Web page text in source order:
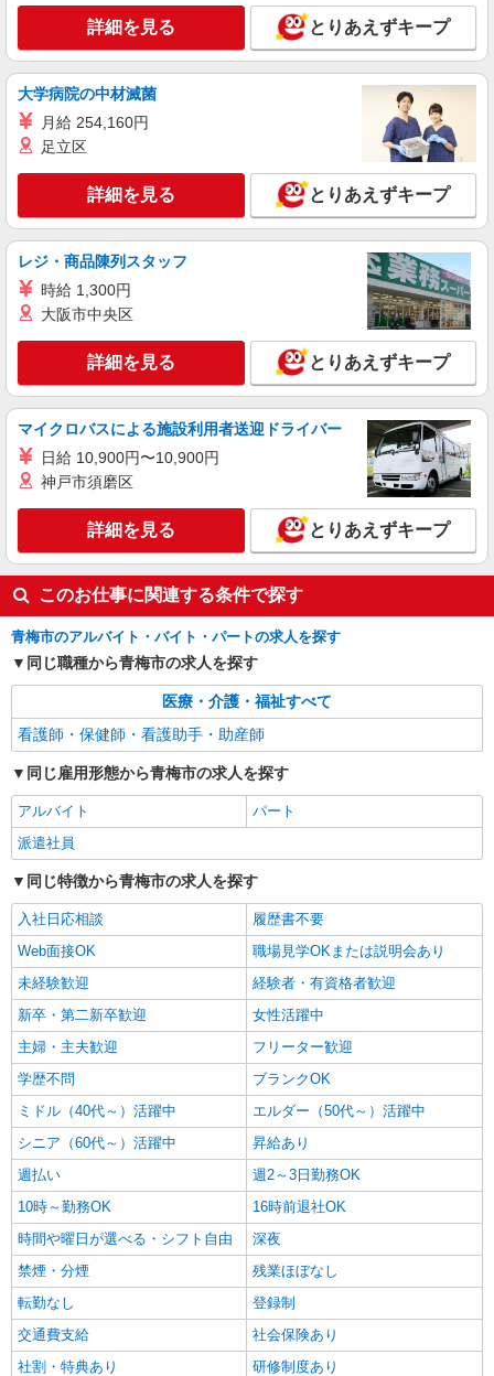
いな病院で介助など＊
時給1550円〜2312円 ＜交通費全支給(ガソリ
ン代含む)＞
キープ 詳細を見る
パート 派遣社員
日研トータルソーシング株式会社 メディカルケア事業部/立川事業所
【看護助手】
看護助手（ナースエイド）
時給1,310円 ★週払いOK（規定あり） ※給与
東京都青梅市 【最寄駅】宮ノ平駅
キープ 詳細を見る
派遣社員
日研トータルソーシング株式会社 メディカルケア事業部/立川事業所
【看護助手】
時給1,340円〜
東京都青梅市
キープ
株式会社kotrio /●TC-H-1992613
≪日払いOK！≫病院の看護助手＊即日勤務も
可能♪
時給1600円〜2250円 ＜日払い有/週払い有/交
通費全支給(ガソリン代含む)＞
青梅市≪最寄り駅：青梅≫
詳細を見る とりあえずキープ
大学病院の中材滅菌
月給 254,160円
足立区
詳細を見る とりあえずキープ
レジ・商品陳列スタッフ
時給 1,300円
大阪市中央区
詳細を見る とりあえずキープ
マイクロバスによる施設利用者送迎ドライバー
日給 10,900円〜10,900円
神戸市須磨区
詳細を見る とりあえずキープ
このお仕事に関連する条件で探す
青梅市のアルバイト・バイト・パートの求人を探す
同じ職種から青梅市の求人を探す
医療・介護・福祉すべて
看護師・保健師・看護助手・助産師
同じ雇用形態から青梅市の求人を探す
アルバイト
パート
派遣社員
同じ特徴から青梅市の求人を探す
入社日応相談
履歴書不要
Web面接OK
職場見学OKまたは説明会あり
未経験歓迎
経験者・有資格者歓迎
新卒・第二新卒歓迎
女性活躍中
主婦・主夫歓迎
フリーター歓迎
学歴不問
ブランクOK
ミドル（40代～）活躍中
エルダー（50代～）活躍中
シニア（60代～）活躍中
昇給あり
週払い
週2～3日勤務OK
10時～勤務OK
16時前退社OK
時間や曜日が選べる・シフト自由
深夜
禁煙・分煙
残業ほぼなし
転勤なし
登録制
交通費支給
社会保険あり
社割・特典あり
研修制度あり